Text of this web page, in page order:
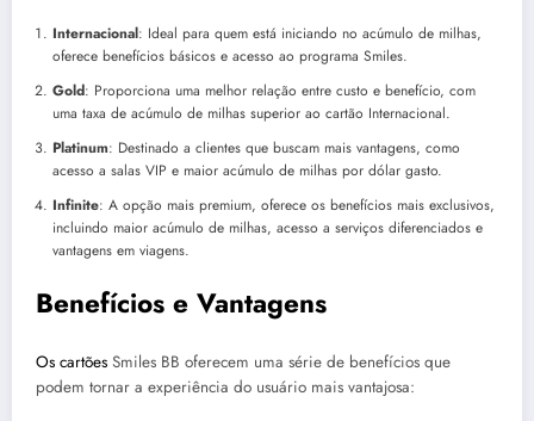
Internacional: Ideal para quem está iniciando no acúmulo de milhas,
oferece benefícios básicos e acesso ao programa Smiles.
Gold: Proporciona uma melhor relação entre custo e benefício, com
uma taxa de acúmulo de milhas superior ao cartão Internacional.
Platinum: Destinado a clientes que buscam mais vantagens, como
acesso a salas VIP e maior acúmulo de milhas por dólar gasto.
Infinite: A opção mais premium, oferece os benefícios mais exclusivos,
incluindo maior acúmulo de milhas, acesso a serviços diferenciados e
vantagens em viagens.
Benefícios e Vantagens
Os cartões Smiles BB oferecem uma série de benefícios que
podem tornar a experiência do usuário mais vantajosa: